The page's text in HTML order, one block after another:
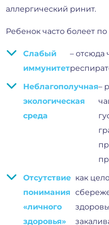
аллергический ринит.
Ребенок часто болеет
Слабый
иммунитет
– отсюда
Неблагополучная
экологическая
среда
–
Отсутствие
понимания
«личного
здоровья»
как